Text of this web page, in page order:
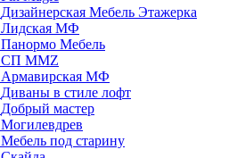
Дизайнерская Мебель Этажерка
Лидская МФ
Панормо Мебель
СП ММZ
Армавирская МФ
Диваны в стиле лофт
Добрый мастер
Могилевдрев
Мебель под старину